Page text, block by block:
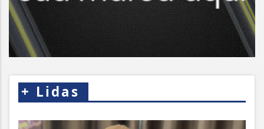
+ Lidas